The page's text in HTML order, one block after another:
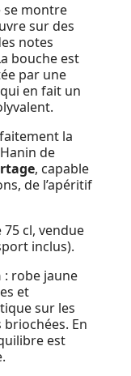
se montre
sur des
notes
bouche est
par une
en fait un
la
de
, capable
de l’apéritif
cl, vendue
inclus).
: robe jaune
et
sur les
En
est